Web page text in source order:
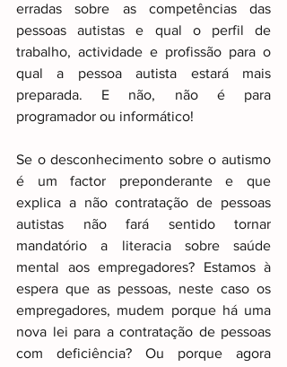
erradas sobre as competências das
pessoas autistas e qual o perfil de
trabalho, actividade e profissão para o
qual a pessoa autista estará mais
preparada. E não, não é para
programador ou informático!
Se o desconhecimento sobre o autismo
é um factor preponderante e que
explica a não contratação de pessoas
autistas não fará sentido tornar
mandatório a literacia sobre saúde
mental aos empregadores? Estamos à
espera que as pessoas, neste caso os
empregadores, mudem porque há uma
nova lei para a contratação de pessoas
com deficiência? Ou porque agora